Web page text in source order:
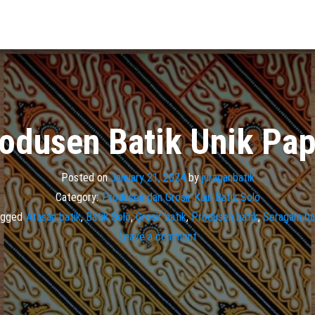
Batik Unik
Posted onJanuary 21, 2024byjuraganbatik
Category: Produsen dan Grosir Kain Batik Solo
Atasan batik,Batik Solo,Grosir batik,Produsen batik,Seragam
Leave a comment